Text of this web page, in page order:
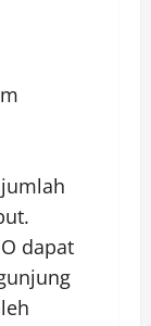
dapat